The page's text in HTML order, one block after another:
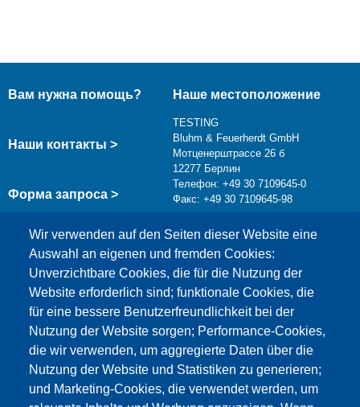
Wir verwenden auf den Seiten dieser Website eine
Auswahl an eigenen und fremden Cookies:
Unverzichtbare Cookies, die für die Nutzung der
Website erforderlich sind; funktionale Cookies, die
für eine bessere Benutzerfreundlichkeit bei der
Nutzung der Website sorgen; Performance-Cookies,
die wir verwenden, um aggregierte Daten über die
Nutzung der Website und Statistiken zu generieren;
und Marketing-Cookies, die verwendet werden, um
Вам нужна помощь?
Наши контакты >
Форма запроса >
Наше местоположение
TESTING
Bluhm & Feuerherdt GmbH
Мотценерштрассе 26 б
12277 Берлин
Телефон: +49 30 7109645-0
Факс: +49 30 7109645-98
info@testing.de
Этот материал заблокирован, потому что
файлы cookie Google Maps не были приняты.